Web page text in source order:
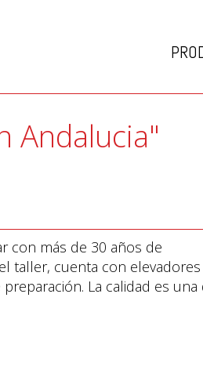
Andalucia"
con más de 30 años de
taller, cuenta con
La calidad es una